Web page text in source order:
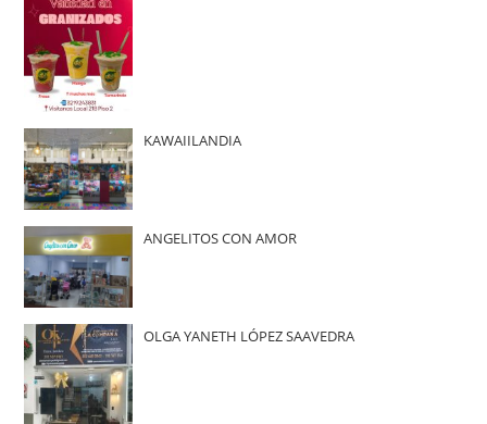
KAWAIILANDIA
ANGELITOS CON AMOR
OLGA YANETH LÓPEZ SAAVEDRA